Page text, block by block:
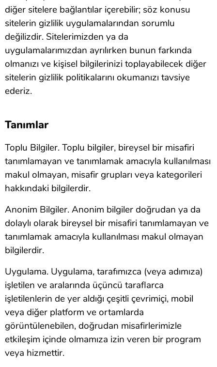
diğer sitelere bağlantılar içerebilir; söz konusu
sitelerin gizlilik uygulamalarından sorumlu
değilizdir. Sitelerimizden ya da
uygulamalarımızdan ayrılırken bunun farkında
olmanızı ve kişisel bilgilerinizi toplayabilecek diğer
sitelerin gizlilik politikalarını okumanızı tavsiye
ederiz.
Tanımlar
Toplu Bilgiler. Toplu bilgiler, bireysel bir misafiri
tanımlamayan ve tanımlamak amacıyla kullanılması
makul olmayan, misafir grupları veya kategorileri
hakkındaki bilgilerdir.
Anonim Bilgiler. Anonim bilgiler doğrudan ya da
dolaylı olarak bireysel bir misafiri tanımlamayan ve
tanımlamak amacıyla kullanılması makul olmayan
bilgilerdir.
Uygulama. Uygulama, tarafımızca (veya adımıza)
işletilen ve aralarında üçüncü taraflarca
işletilenlerin de yer aldığı çeşitli çevrimiçi, mobil
veya diğer platform ve ortamlarda
görüntülenebilen, doğrudan misafirlerimizle
etkileşim içinde olmamıza izin veren bir program
veya hizmettir.